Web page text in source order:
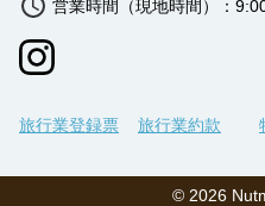
営業時間（現地時間）：
旅行業登録票 旅行業約款
© 2026